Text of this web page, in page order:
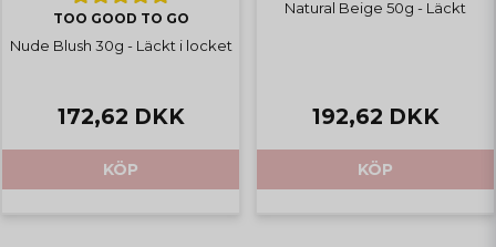
TOO GOOD TO GO
Nude Blush 30g - Läckt i locket
172,62 DKK
KÖP
Natural Beige 50g - Läckt
192,62 DKK
KÖP